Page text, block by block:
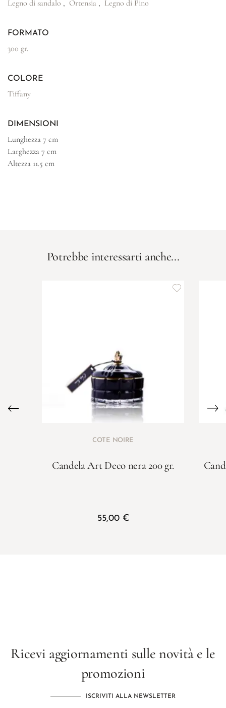
Legno di sandalo , Ortensia , Legno di Pino
FORMATO
300 gr.
COLORE
Tiffany
DIMENSIONI
Lunghezza 7 cm
Larghezza 7 cm
Altezza 11.5 cm
Potrebbe interessarti anche...
COTE NOIRE
Candela Art Deco nera 200 gr.
55,00 €
Ricevi aggiornamenti sulle novità e le
promozioni
ISCRIVITI ALLA NEWSLETTER